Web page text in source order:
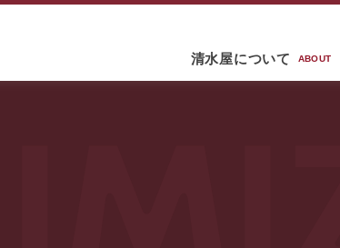
清水屋について ABOUT